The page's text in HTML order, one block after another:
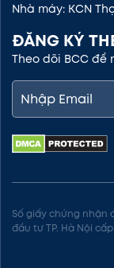
Nhà máy: KCN
ĐĂNG KÝ
Theo dõi BCC
Số giấy chứng nhận
đầu tư TP. Hà Nội